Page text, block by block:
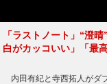
「ラストノート」“澄
白がカッコいい」「最
内田有紀と寺西拓人がダ